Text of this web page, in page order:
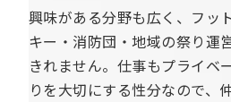
興味がある分野も広く、フッ
キー・消防団・地域の祭り運
きれません。仕事もプライベ
りを大切にする性分なので、